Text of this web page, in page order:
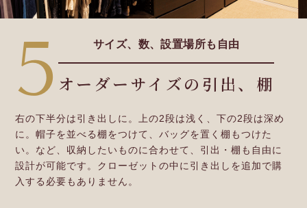
5 サイズ、数、設置場所も自由
オーダーサイズの引出、棚
右の下半分は引き出しに。上の2段は浅く、下の2段は深め
に。帽子を並べる棚をつけて、バッグを置く棚もつけた
い。など、収納したいものに合わせて、引出・棚も自由に
設計が可能です。クローゼットの中に引き出しを追加で購
入する必要もありません。